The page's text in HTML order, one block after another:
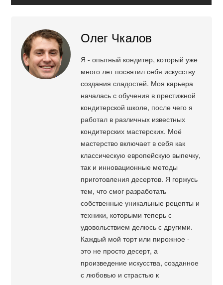
Олег Чкалов
Я - опытный кондитер, который уже
много лет посвятил себя искусству
создания сладостей. Моя карьера
началась с обучения в престижной
кондитерской школе, после чего я
работал в различных известных
кондитерских мастерских. Моё
мастерство включает в себя как
классическую европейскую выпечку,
так и инновационные методы
приготовления десертов. Я горжусь
тем, что смог разработать
собственные уникальные рецепты и
техники, которыми теперь с
удовольствием делюсь с другими.
Каждый мой торт или пирожное -
это не просто десерт, а
произведение искусства, созданное
с любовью и страстью к